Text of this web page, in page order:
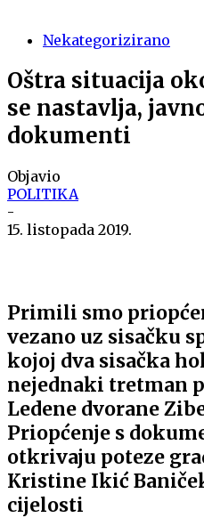
Nekategorizirano
Oštra situacija
se nastavlja,
dokumenti
Objavio
POLITIKA
-
15. listopada 2019.
Primili smo
vezano uz sisačku
kojoj dva sisačka
nejednaki tretman
Ledene dvorane
Priopćenje s
otkrivaju poteze
Kristine Ikić
cijelosti